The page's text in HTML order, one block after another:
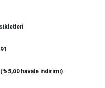
havale indirimi)